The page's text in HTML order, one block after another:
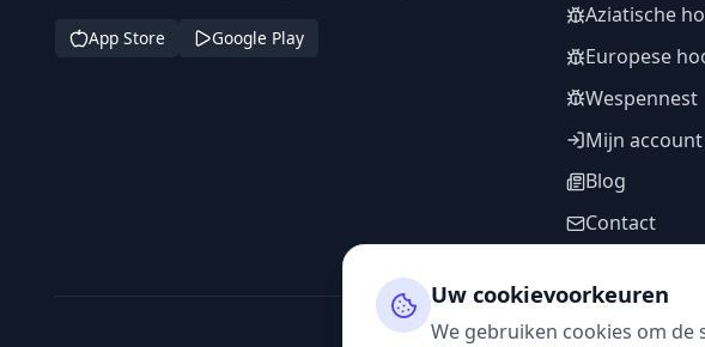
App Store Google Play
Aziatische
Europese
Wespennest
Mijn account
Blog
Contact
Uw cookievoorkeuren
We gebruiken cookies om